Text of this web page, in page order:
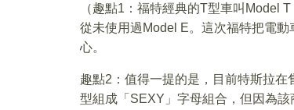
（趣點1：福特經典的T型車叫Model
從未使用過Model E。這次福特把電
心。
趣點2：值得一提的是，目前特斯拉
型組成「SEXY」字母組合，但因為